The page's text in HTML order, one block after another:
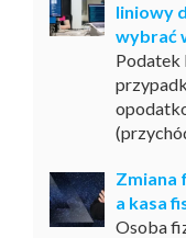
liniowy
wybrać
Podatek
Zmiana
a kasa
Osoba